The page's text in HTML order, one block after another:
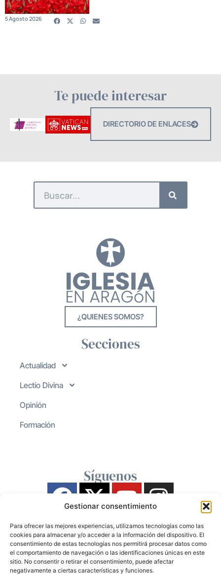
Gestionar consentimiento
Para ofrecer las mejores experiencias, utilizamos tecnologías como las
cookies para almacenar y/o acceder a la información del dispositivo. El
consentimiento de estas tecnologías nos permitirá procesar datos como
el comportamiento de navegación o las identificaciones únicas en este
sitio. No consentir o retirar el consentimiento, puede afectar
negativamente a ciertas características y funciones.
5 Agosto 2026
Te puede interesar
DIRECTORIO DE ENLACES
¿QUIENES SOMOS?
Secciones
Actualidad
Lectio Divina
Opinión
Formación
Síguenos